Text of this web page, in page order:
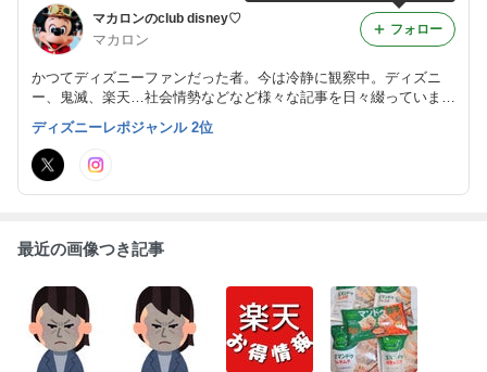
マカロンのclub disney♡
マカロン
かつてディズニーファンだった者。今は冷静に観察中。ディズニ
ー、鬼滅、楽天…社会情勢などなど様々な記事を日々綴っていま
す。お仕事のご依頼はDMまで…
フォロー
ディズニーレポジャンル 2位
最近の画像つき記事